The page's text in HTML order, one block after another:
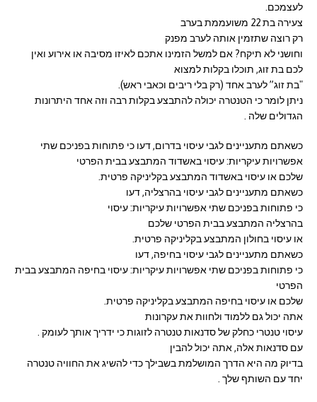
לעצמכם.
צעירה בת 22 משועממת בערב
רק רוצה שתזמין אותה לערב מפנק
וחושני לא תיקח? אם למשל הזמינו אתכם לאיזו מסיבה או אירוע ואין
לכם בת זוג, תוכלו בקלות למצוא
"בת זוג” לערב אחד (רק בלי ריבים וכאבי ראש).
ניתן לומר כי הטנטרה יכולה להתבצע בקלות רבה וזה אחד היתרונות
הגדולים שלה .
כשאתם מתעניינים לגבי עיסוי בדרום, דעו כי פתוחות בפניכם שתי
אפשרויות עיקריות: עיסוי באשדוד המתבצע בבית הפרטי
שלכם או עיסוי באשדוד המתבצע בקליניקה פרטית.
כשאתם מתעניינים לגבי עיסוי בהרצליה, דעו
כי פתוחות בפניכם שתי אפשרויות עיקריות: עיסוי
בהרצליה המתבצע בבית הפרטי שלכם
או עיסוי בחולון המתבצע בקליניקה פרטית.
כשאתם מתעניינים לגבי עיסוי בחיפה, דעו
כי פתוחות בפניכם שתי אפשרויות עיקריות: עיסוי בחיפה המתבצע בבית
הפרטי
שלכם או עיסוי בחיפה המתבצע בקליניקה פרטית.
אתה יכול גם ללמוד ולחוות את עקרונות
עיסוי טנטרי כחלק של סדנאות טנטרה לזוגות כי ידריך אותך לעומק .
עם סדנאות אלה, אתה יכול להבין
בדיוק מה היא הדרך המושלמת בשבילך כדי להשיג את החוויה טנטרה
יחד עם השותף שלך .